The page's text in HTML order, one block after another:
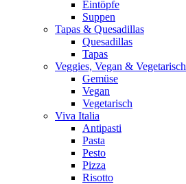
Eintöpfe
Suppen
Tapas & Quesadillas
Quesadillas
Tapas
Veggies, Vegan & Vegetarisch
Gemüse
Vegan
Vegetarisch
Viva Italia
Antipasti
Pasta
Pesto
Pizza
Risotto